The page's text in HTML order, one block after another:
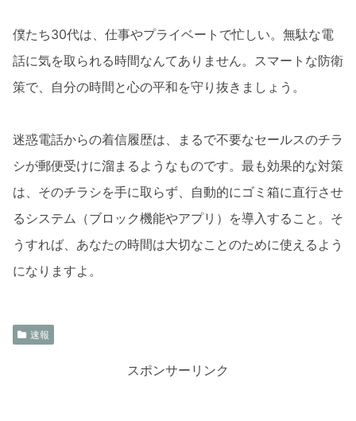
僕たち30代は、仕事やプライベートで忙しい。無駄な電
話に気を取られる時間なんてありません。スマートな防衛
策で、自分の時間と心の平和を守り抜きましょう。
迷惑電話からの着信履歴は、まるで不要なセールスのチラ
シが郵便受けに溜まるようなものです。最も効果的な対策
は、そのチラシを手に取らず、自動的にゴミ箱に直行させ
るシステム（ブロック機能やアプリ）を導入すること。そ
うすれば、あなたの時間は大切なことのために使えるよう
になりますよ。
速報
スポンサーリンク